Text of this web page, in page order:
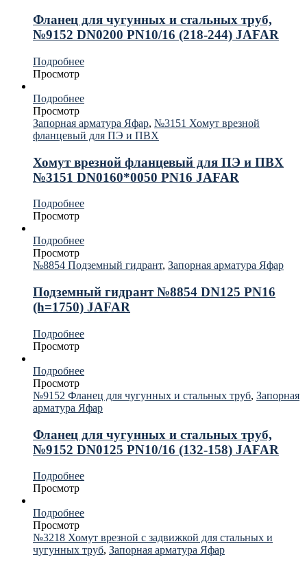
Фланец для чугунных и стальных труб,
№9152 DN0200 PN10/16 (218-244) JAFAR
Подробнее
Просмотр
Подробнее
Просмотр
Запорная арматура Яфар, №3151 Хомут врезной
фланцевый для ПЭ и ПВХ
Хомут врезной фланцевый для ПЭ и ПВХ
№3151 DN0160*0050 PN16 JAFAR
Подробнее
Просмотр
Подробнее
Просмотр
№8854 Подземный гидрант, Запорная арматура Яфар
Подземный гидрант №8854 DN125 PN16
(h=1750) JAFAR
Подробнее
Просмотр
Подробнее
Просмотр
№9152 Фланец для чугунных и стальных труб, Запорная
арматура Яфар
Фланец для чугунных и стальных труб,
№9152 DN0125 PN10/16 (132-158) JAFAR
Подробнее
Просмотр
Подробнее
Просмотр
№3218 Хомут врезной с задвижкой для стальных и
чугунных труб, Запорная арматура Яфар